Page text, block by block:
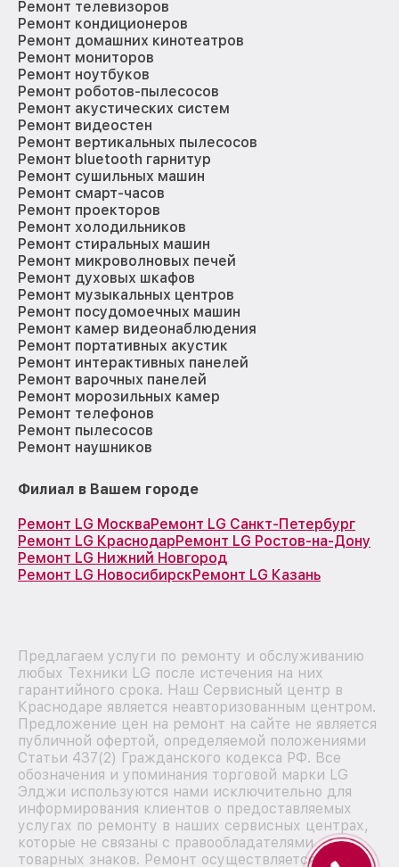
Ремонт телевизоров
Ремонт кондиционеров
Ремонт домашних кинотеатров
Ремонт мониторов
Ремонт ноутбуков
Ремонт роботов-пылесосов
Ремонт акустических систем
Ремонт видеостен
Ремонт вертикальных пылесосов
Ремонт bluetooth гарнитур
Ремонт сушильных машин
Ремонт смарт-часов
Ремонт проекторов
Ремонт холодильников
Ремонт стиральных машин
Ремонт микроволновых печей
Ремонт духовых шкафов
Ремонт музыкальных центров
Ремонт посудомоечных машин
Ремонт камер видеонаблюдения
Ремонт портативных акустик
Ремонт интерактивных панелей
Ремонт варочных панелей
Ремонт морозильных камер
Ремонт телефонов
Ремонт пылесосов
Ремонт наушников
Филиал в Вашем городе
Ремонт LG МоскваРемонт LG Санкт-Петербург
Ремонт LG КраснодарРемонт LG Ростов-на-Дону
Ремонт LG Нижний Новгород
Ремонт LG НовосибирскРемонт LG Казань
Предлагаем услуги по ремонту и обслуживанию
любых Техники LG после истечения на них
гарантийного срока. Наш Сервисный центр в
Краснодаре является неавторизованным центром.
Предложение цен на ремонт на сайте не является
публичной офертой, определяемой положениями
Статьи 437(2) Гражданского кодекса РФ. Все
обозначения и упоминания торговой марки LG
Элджи используются нами исключительно для
информирования клиентов о предоставляемых
услугах по ремонту в наших сервисных центрах,
которые не связаны с правообладателями
товарных знаков. Ремонт осуществляется для